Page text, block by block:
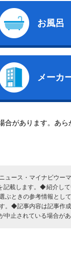
お風呂
メーカ
があります。あら
ュース・マイナビウー
載します。◆紹介し
ぶときの参考情報とし
。◆記事内容は記事作
止されている場合があ